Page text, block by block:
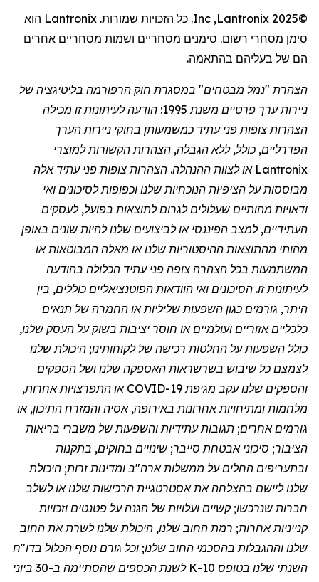
©2025
Lantronix
,
Inc. כל הזכויות שמורות. Lantronix הוא
סימן מסחרי רשום. סימנים מסחריים ושמות מסחריים אחרים
הם של בעליהם בהתאמה.
הצהרת "נמל מבטחים" במסגרת חוק הרפורמה בליטיגציה של
ניירות ערך פרטיים משנת 1995: הודעה לעיתונות זו מכילה
הצהרות צופות פני עתיד כמשמעותן בחוקי ניירות הערך
הפדרליים, כולל, ללא הגבלה, הצהרות הקשורות למוצרי
Lantronix או לצוות ההנהלה. הצהרות צופות פני עתיד אלה
מבוססות על הציפיות הנוכחיות שלנו וכפופות לסיכונים ואי
ודאויות מהותיים שעלולים לגרום לתוצאות בפועל, לעסקים
העתידיים, למצב הפיננסי או לביצועים שלנו להיות שונים באופן
מהותי מהתוצאות ההיסטוריות שלנו או מאלה המבוטאות או
המשתמעות בכל הצהרה צופה פני עתיד הכלולה בהודעה
לעיתונות זו. הסיכונים ואי הוודאות הפוטנציאליים כוללים, בין
היתר, גורמים כגון השפעות שליליות או החמרה של תנאים
כלכליים אזוריים ועולמיים או חוסר יציבות בשוק על העסק שלנו,
כולל השפעות על החלטות רכישה של לקוחותינו; היכולת שלנו
לצמצם כל שיבוש בשרשראות האספקה שלנו ושל הספקים
והספקים שלנו עקב מגיפת
COVID-19 או התפרצויות אחרות,
מלחמות ומתיחויות אחרונות באירופה, אסיה והמזרח התיכון, או
גורמים אחרים; תגובות עתידיות והשפעות של משברי בריאות
הציבור; סיכוני אבטחת סייבר; שינויים בחוקים, בתקנות
ובתעריפים החלים על ממשלות ארה"ב ומדינות זרות; היכולת
שלנו ליישם בהצלחה את אסטרטגיית הרכישות שלנו או לשלב
חברות שנרכשו; קשיים ועלויות של הגנה על פטנטים וזכויות
קנייניות אחרות; רמת החוב שלנו, היכולת שלנו לשרת את החוב
שלנו וההגבלות בהסכמי החוב שלנו; וכל גורם נוסף הכלול בדו"ח
השנתי שלנו בטופס 10-K לשנת הכספים שהסתיימה ב-30 ביוני